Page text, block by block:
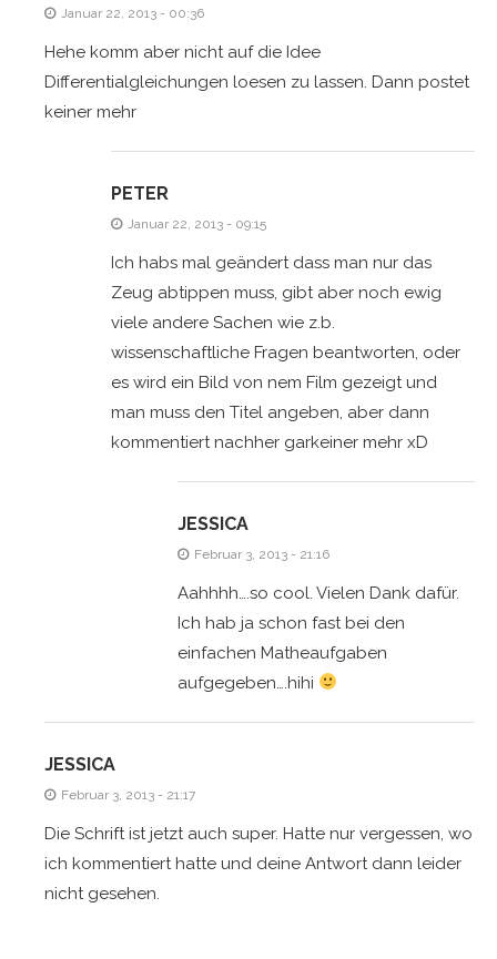
Januar 22, 2013 - 00:36
Hehe komm aber nicht auf die Idee
Differentialgleichungen loesen zu lassen. Dann postet
keiner mehr
PETER
Januar 22, 2013 - 09:15
Ich habs mal geändert dass man nur das
Zeug abtippen muss, gibt aber noch ewig
viele andere Sachen wie z.b.
wissenschaftliche Fragen beantworten, oder
es wird ein Bild von nem Film gezeigt und
man muss den Titel angeben, aber dann
kommentiert nachher garkeiner mehr xD
JESSICA
Februar 3, 2013 - 21:16
Aahhhh….so cool. Vielen Dank dafür.
Ich hab ja schon fast bei den
einfachen Matheaufgaben
aufgegeben….hihi
JESSICA
Februar 3, 2013 - 21:17
Die Schrift ist jetzt auch super. Hatte nur vergessen, wo
ich kommentiert hatte und deine Antwort dann leider
nicht gesehen.